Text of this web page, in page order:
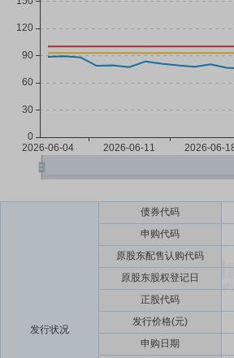
发行状况
债券代码
申购代码
原股东配售认购代码
原股东股权登记日
正股代码
发行价格(元)
申购日期